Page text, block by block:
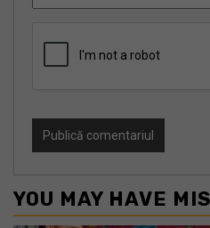
YOU MAY HAVE